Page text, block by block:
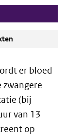
er bloed
(bij
van 13
op